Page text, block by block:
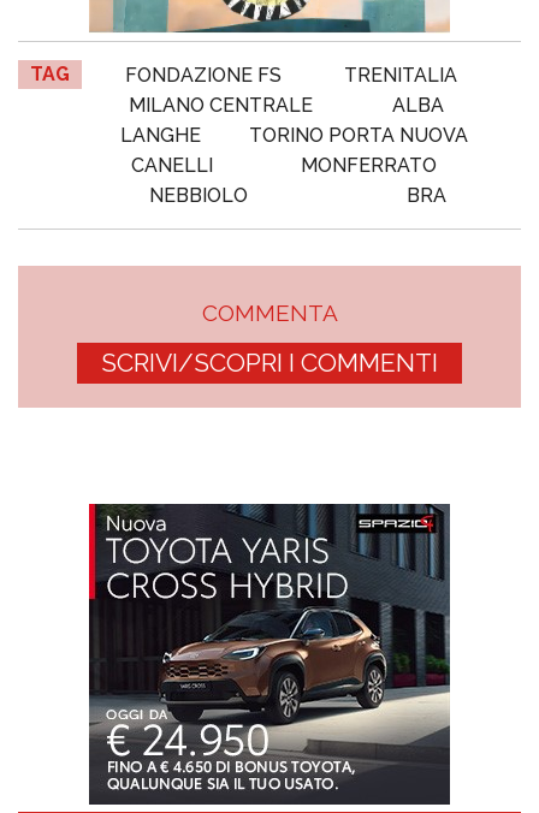
TAG FONDAZIONE FS
TRENITALIA
MILANO CENTRALE
ALBA
LANGHE
TORINO PORTA NUOVA
CANELLI
MONFERRATO
NEBBIOLO
BRA
COMMENTA
SCRIVI/SCOPRI I COMMENTI